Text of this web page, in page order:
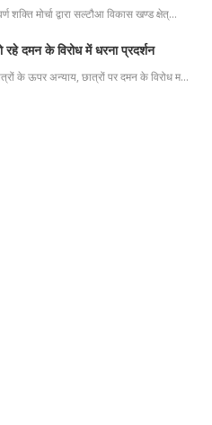
शक्ति मोर्चा द्वारा सल्टौआ विकास खण्ड क्षेत्…
रहे दमन के विरोध में धरना प्रदर्शन
के ऊपर अन्याय, छात्रों पर दमन के विरोध म…